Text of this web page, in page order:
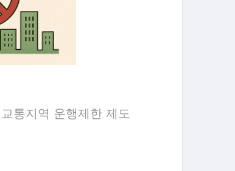
통지역 운행제한 제도